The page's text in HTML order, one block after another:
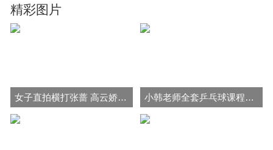
精彩图片
女子直拍横打张蔷 高云娇 穆静毓挑拉打 拧全套乒乓教学视频 小韩老师全套乒乓球课程视频勾手发球拉球 拧拉 对付长胶